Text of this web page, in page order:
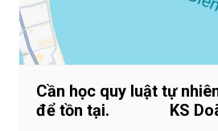
Cần học quy luật tự
để tồn tại. KS Doãn